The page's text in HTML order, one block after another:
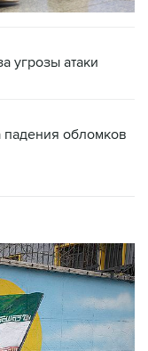
угрозы атаки
обломков